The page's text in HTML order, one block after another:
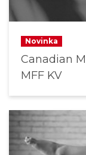
Novinka
Canadian
MFF KV